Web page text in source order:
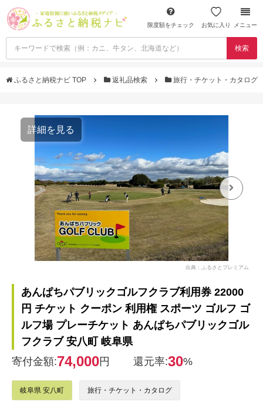
限度額をチェック お気に入り メニュー
検索
ふるさと納税ナビ TOP 返礼品検索 旅行・チケット・カタログ
詳細を見る
出典：ふるさとプレミアム
あんぱちパブリックゴルフクラブ利用券 22000
円 チケット クーポン 利用権 スポーツ ゴルフ ゴ
ルフ場 プレーチケット あんぱちパブリックゴル
フクラブ 安八町 岐阜県
寄付金額:74,000円 還元率:30%
岐阜県 安八町 旅行・チケット・カタログ